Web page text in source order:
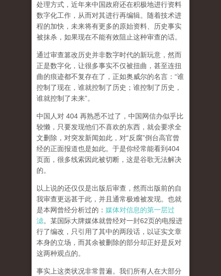
处理方式，近年来中国政府还在积极地进行资料
数字化工作，从而对其进行再编辑。随着技术进
程的加快，未来将有更多的原始资料、历史事实
被抹杀，如果现在不能有效阻止这种审查的话。
通过审查篡改历史并非数字时代的新玩意，然而
正是数字化，让很多事实不仅被扭曲，甚至连扭
曲的痕迹都不复存在了，正如奥威尔的名言：“谁
控制了现在，谁就控制了历史；谁控制了历史，
谁就控制了未来”。
中国人对 404 再熟悉不过了，中国网信办似乎比
较懒，只要发现他们不喜欢的东西，就会要求全
文删除，对突发新闻如此，对“反腐”倒台高官曾
经的正面报道也是如此。于是你经常能看到404
页面， 很多线索因此被切断，这是谷歌无法解决
的。
以上说的还仅仅是出版后审查，然而出版前的自
我审查更远甚于此，并且通常极难被发现。 也就
是本网曾经分析过的： 媒体对信息的第一层过
滤。某国际大牌媒体就曾经对一封62页的电报进
行了编改，只引用了其中的两段话，以证实文章
本身的立场，而其余被删除的部分却正好是反对
这两种观点的。
事实上这类状况非常普遍。我们所有人在大部分